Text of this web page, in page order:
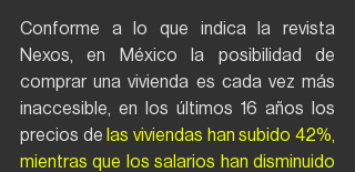
Conforme a lo que indica la revista
Nexos, en México la posibilidad de
comprar una vivienda es cada vez más
inaccesible, en los últimos 16 años los
precios de las viviendas han subido 42%,
mientras que los salarios han disminuido